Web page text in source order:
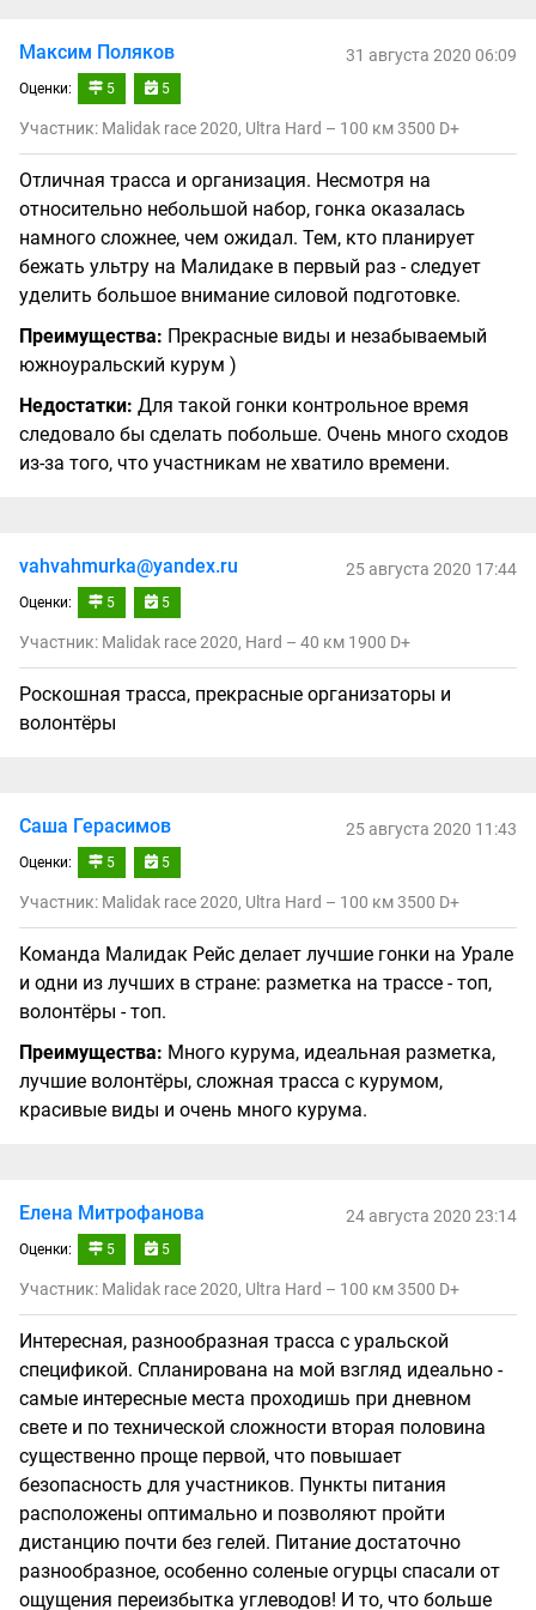
Максим Поляков
Оценки: 5 5
31 августа 2020 06:09
Участник: Malidak race 2020, Ultra Hard – 100 км 3500 D+
Отличная трасса и организация. Несмотря на
относительно небольшой набор, гонка оказалась
намного сложнее, чем ожидал. Тем, кто планирует
бежать ультру на Малидаке в первый раз - следует
уделить большое внимание силовой подготовке.
Преимущества: Прекрасные виды и незабываемый
южноуральский курум )
Недостатки: Для такой гонки контрольное время
следовало бы сделать побольше. Очень много сходов
из-за того, что участникам не хватило времени.
vahvahmurka@yandex.ru
Оценки: 5 5
25 августа 2020 17:44
Участник: Malidak race 2020, Hard – 40 км 1900 D+
Роскошная трасса, прекрасные организаторы и
волонтёры
Саша Герасимов
Оценки: 5 5
25 августа 2020 11:43
Участник: Malidak race 2020, Ultra Hard – 100 км 3500 D+
Команда Малидак Рейс делает лучшие гонки на Урале
и одни из лучших в стране: разметка на трассе - топ,
волонтёры - топ.
Преимущества: Много курума, идеальная разметка,
лучшие волонтёры, сложная трасса с курумом,
красивые виды и очень много курума.
Елена Митрофанова
Оценки: 5 5
24 августа 2020 23:14
Участник: Malidak race 2020, Ultra Hard – 100 км 3500 D+
Интересная, разнообразная трасса с уральской
спецификой. Спланирована на мой взгляд идеально -
самые интересные места проходишь при дневном
свете и по технической сложности вторая половина
существенно проще первой, что повышает
безопасность для участников. Пункты питания
расположены оптимально и позволяют пройти
дистанцию почти без гелей. Питание достаточно
разнообразное, особенно соленые огурцы спасали от
ощущения переизбытка углеводов! И то, что больше